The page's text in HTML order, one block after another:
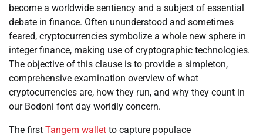
become a worldwide sentiency and a subject of essential
debate in finance. Often ununderstood and sometimes
feared, cryptocurrencies symbolize a whole new sphere in
integer finance, making use of cryptographic technologies.
The objective of this clause is to provide a simpleton,
comprehensive examination overview of what
cryptocurrencies are, how they run, and why they count in
our Bodoni font day worldly concern.
The first Tangem wallet to capture populace